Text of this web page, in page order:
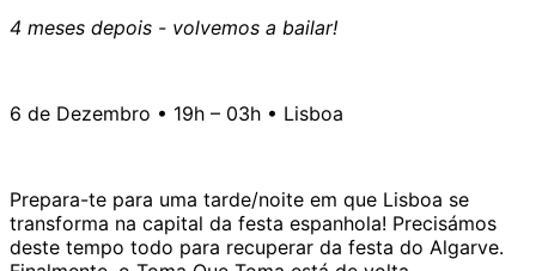
4 meses depois - volvemos a bailar!
6 de Dezembro • 19h – 03h • Lisboa
Prepara-te para uma tarde/noite em que Lisboa se
transforma na capital da festa espanhola! Precisámos
deste tempo todo para recuperar da festa do Algarve.